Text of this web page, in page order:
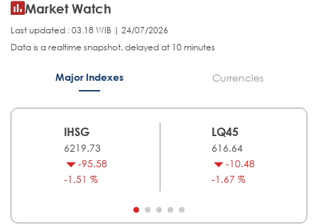
Market Watch
Last updated : 03.18 WIB | 24/07/2026
Data is a realtime snapshot, delayed at 10 minutes
Major Indexes Currencies
IHSG
6219.73
-95.58
-1.51 %
LQ45
616.64
-10.48
-1.67 %